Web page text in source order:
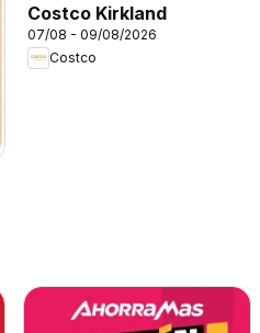
Costco Kirkland
07/08 - 09/08/2026
Costco